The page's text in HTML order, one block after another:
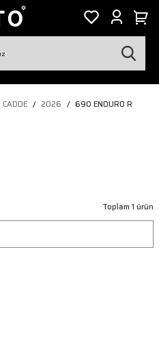
CADDE 2026 690 ENDURO R
Toplam 1 ürün